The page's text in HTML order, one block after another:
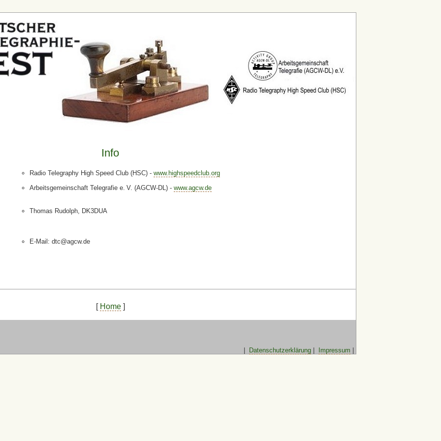
Info
Radio Telegraphy High Speed Club (HSC) - www.highspeedclub.org
Arbeitsgemeinschaft Telegrafie e. V. (AGCW-DL) - www.agcw.de
Thomas Rudolph, DK3DUA
E-Mail: dtc@agcw.de
[ Home]
Datenschutzerklärung Impressum